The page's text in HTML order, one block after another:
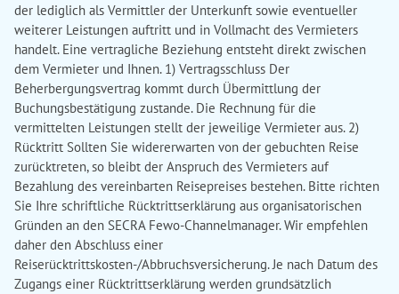
der lediglich als Vermittler der Unterkunft sowie eventueller
weiterer Leistungen auftritt und in Vollmacht des Vermieters
handelt. Eine vertragliche Beziehung entsteht direkt zwischen
dem Vermieter und Ihnen. 1) Vertragsschluss Der
Beherbergungsvertrag kommt durch Übermittlung der
Buchungsbestätigung zustande. Die Rechnung für die
vermittelten Leistungen stellt der jeweilige Vermieter aus. 2)
Rücktritt Sollten Sie widererwarten von der gebuchten Reise
zurücktreten, so bleibt der Anspruch des Vermieters auf
Bezahlung des vereinbarten Reisepreises bestehen. Bitte richten
Sie Ihre schriftliche Rücktrittserklärung aus organisatorischen
Gründen an den SECRA Fewo-Channelmanager. Wir empfehlen
daher den Abschluss einer
Reiserücktrittskosten-/Abbruchsversicherung. Je nach Datum des
Zugangs einer Rücktrittserklärung werden grundsätzlich